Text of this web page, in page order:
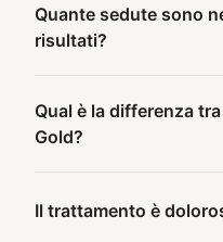
Quante sedute sono
risultati?
Qual è la differenza
Gold?
Il trattamento è